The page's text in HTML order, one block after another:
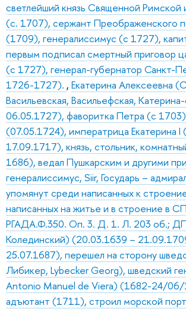
светлейший князь Священной Римской
(с. 1707), сержант Преображенского
(1709), генералиссимус (с 1727),
первым подписал смертный приговор
(с 1727), генерал-губернатор Санкт-
1726-1727). ,Екатерина Алексеевна
Васильевская, Васильефская,
06.05.1727), фаворитка Петра (с
(07.05.1724), императрица Екатерина
17.09.1717), князь, стольник,
1686), ведал Пушкарским и другими
генералиссимус, Siir, Государь –
упомянут среди написанных к
написанных на житье и в строение в
РГАДА.Ф.350. Оп. 3. Д. 1. Л. 203 об.;
Колединский) (20.03.1639 –
25.07.1687), перешел на сторону
Либикер, Lybecker Georg), шведский
Antonio Manuel de Viera) (1682-24/06/
адъютант (1711), строил морской